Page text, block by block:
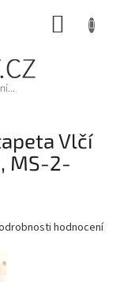
Vlčí
MS-2-
hodnocení